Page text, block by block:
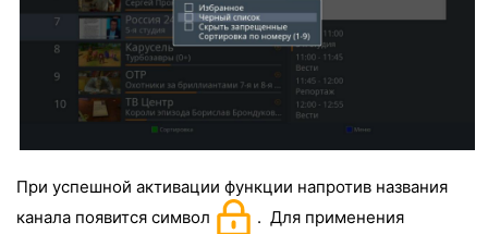
При успешной активации функции напротив названия
канала появится символ
. Для применения